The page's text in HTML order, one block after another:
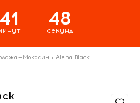
41 47
секунд
— Мокасины Alena Black